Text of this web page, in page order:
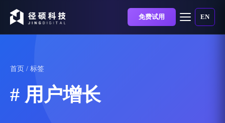
免费试用 EN
首页 / 标签
# 用户增长